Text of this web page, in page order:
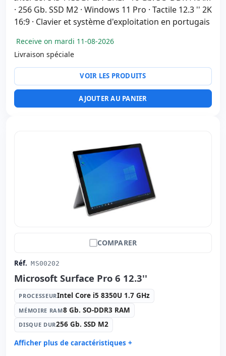
· 256 Gb. SSD M2 · Windows 11 Pro · Tactile 12.3 '' 2K
16:9 · Clavier et système d'exploitation en portugais
Receive on mardi 11-08-2026
Livraison spéciale
VOIR LES PRODUITS
AJOUTER AU PANIER
COMPARER
Réf. MS00202
Microsoft Surface Pro 6 12.3''
PROCESSEURIntel Core i5 8350U 1.7 GHz
MÉMOIRE RAM8 Gb. SO-DDR3 RAM
DISQUE DUR256 Gb. SSD M2
Afficher plus de caractéristiques +